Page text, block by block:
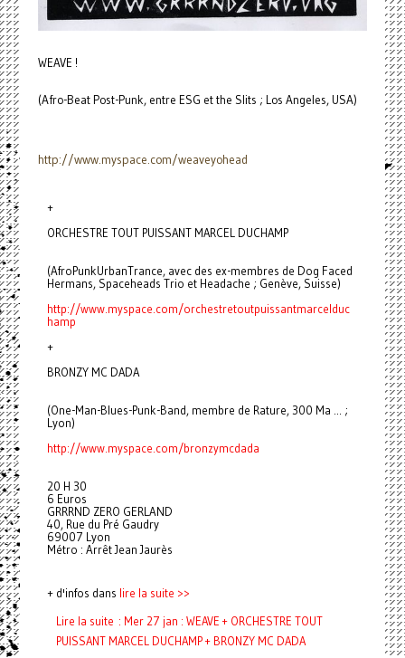
WEAVE !
(Afro-Beat Post-Punk, entre ESG et the Slits ; Los Angeles, USA)
http://www.myspace.com/weaveyohead
+
ORCHESTRE TOUT PUISSANT MARCEL DUCHAMP
(AfroPunkUrbanTrance, avec des ex-membres de Dog Faced
Hermans, Spaceheads Trio et Headache ; Genève, Suisse)
http://www.myspace.com/orchestretoutpuissantmarcelduc
hamp
+
BRONZY MC DADA
(One-Man-Blues-Punk-Band, membre de Rature, 300 Ma ... ;
Lyon)
http://www.myspace.com/bronzymcdada
20 H 30
6 Euros
GRRRND ZERO GERLAND
40, Rue du Pré Gaudry
69007 Lyon
Métro : Arrêt Jean Jaurès
+ d'infos dans lire la suite >>
Lire la suite : Mer 27 jan : WEAVE + ORCHESTRE TOUT
PUISSANT MARCEL DUCHAMP + BRONZY MC DADA